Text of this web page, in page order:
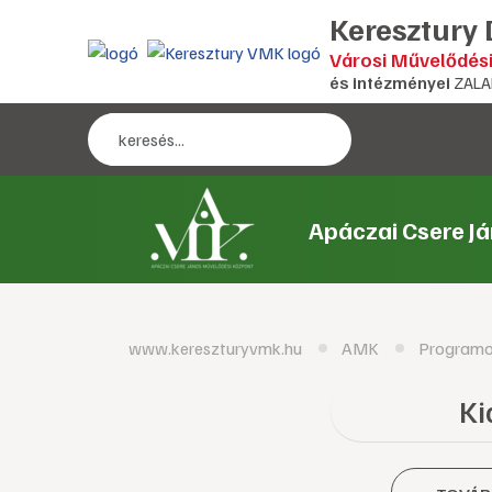
Keresztury
Városi
és intézményei
Apáczai Csere
www.kereszturyvmk.hu AMK